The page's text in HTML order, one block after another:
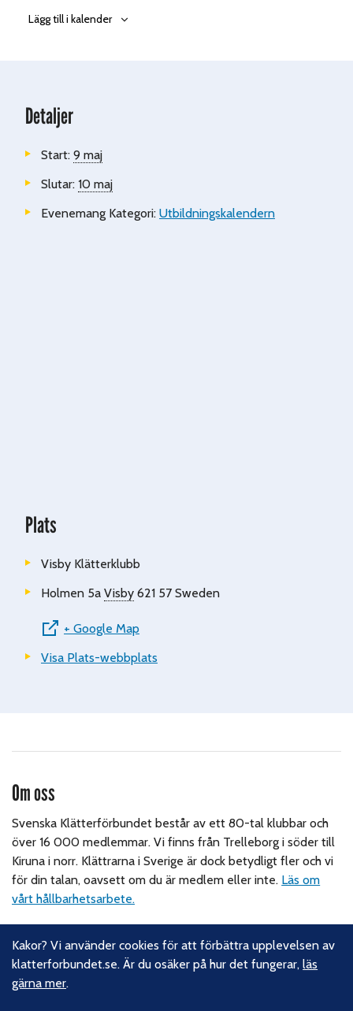
Lägg till i kalender
Detaljer
Start: 9 maj
Slutar: 10 maj
Evenemang Kategori: Utbildningskalendern
Plats
Visby Klätterklubb
Holmen 5a Visby 621 57 Sweden
+ Google Map
Visa Plats-webbplats
Om oss
Svenska Klätterförbundet består av ett 80-tal klubbar och
över 16 000 medlemmar. Vi finns från Trelleborg i söder till
Kiruna i norr. Klättrarna i Sverige är dock betydligt fler och vi
för din talan, oavsett om du är medlem eller inte. Läs om
vårt hållbarhetsarbete.
Följ oss
Facebook
Kakor? Vi använder cookies för att förbättra upplevelsen av
klatterforbundet.se. Är du osäker på hur det fungerar,läs
gärna mer.